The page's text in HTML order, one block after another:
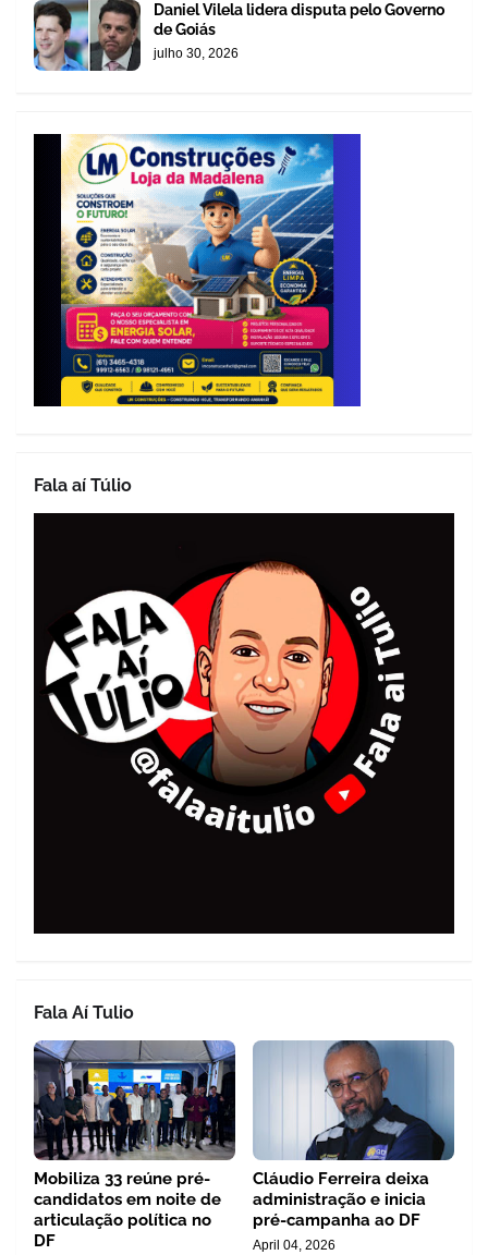
Daniel Vilela lidera disputa pelo Governo
de Goiás
julho 30, 2026
Fala aí Túlio
Fala Aí Tulio
Mobiliza 33 reúne pré-
candidatos em noite de
articulação política no
DF
Cláudio Ferreira deixa
administração e inicia
pré-campanha ao DF
April 04, 2026